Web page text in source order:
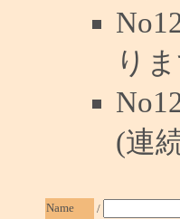
り
(連
Name
/